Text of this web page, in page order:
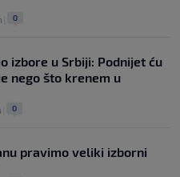
0
izbore u Srbiji: Podnijet ću
nego što krenem u
0
pravimo veliki izborni